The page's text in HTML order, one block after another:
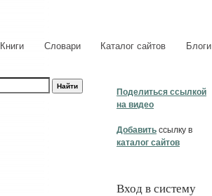
Книги Словари Каталог сайтов Блоги
Поделиться ссылкой
на видео
Добавить ссылку в
каталог сайтов
Вход в систему